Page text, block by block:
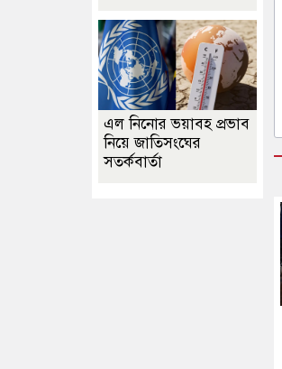
এল নিনোর ভয়াবহ প্রভাব
নিয়ে জাতিসংঘের
সতর্কবার্তা